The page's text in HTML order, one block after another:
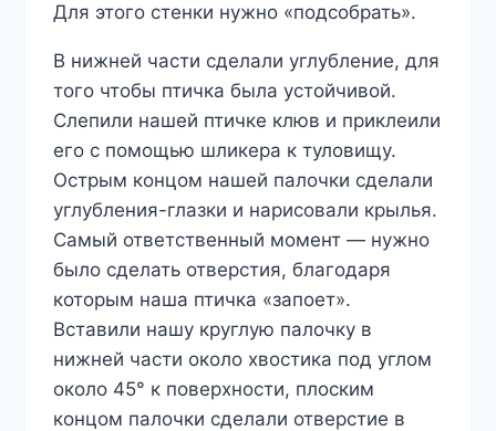
Для этого стенки нужно «подсобрать».
В нижней части сделали углубление, для
того чтобы птичка была устойчивой.
Слепили нашей птичке клюв и приклеили
его с помощью шликера к туловищу.
Острым концом нашей палочки сделали
углубления-глазки и нарисовали крылья.
Самый ответственный момент — нужно
было сделать отверстия, благодаря
которым наша птичка «запоет».
Вставили нашу круглую палочку в
нижней части около хвостика под углом
около 45° к поверхности, плоским
концом палочки сделали отверстие в